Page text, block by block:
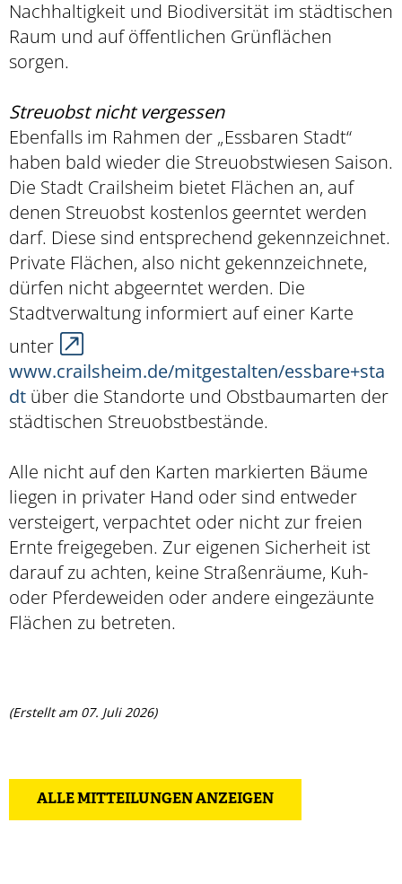
Nachhaltigkeit und Biodiversität im städtischen
Raum und auf öffentlichen Grünflächen
sorgen.
Streuobst nicht vergessen
Ebenfalls im Rahmen der „Essbaren Stadt“
haben bald wieder die Streuobstwiesen Saison.
Die Stadt Crailsheim bietet Flächen an, auf
denen Streuobst kostenlos geerntet werden
darf. Diese sind entsprechend gekennzeichnet.
Private Flächen, also nicht gekennzeichnete,
dürfen nicht abgeerntet werden. Die
Stadtverwaltung informiert auf einer Karte
unter
www.crailsheim.de/mitgestalten/essbare+sta
dt über die Standorte und Obstbaumarten der
städtischen Streuobstbestände.
Alle nicht auf den Karten markierten Bäume
liegen in privater Hand oder sind entweder
versteigert, verpachtet oder nicht zur freien
Ernte freigegeben. Zur eigenen Sicherheit ist
darauf zu achten, keine Straßenräume, Kuh-
oder Pferdeweiden oder andere eingezäunte
Flächen zu betreten.
(Erstellt am 07. Juli 2026)
ALLE MITTEILUNGEN ANZEIGEN